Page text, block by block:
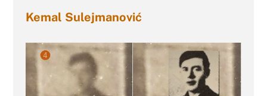
Kemal Sulejmanović